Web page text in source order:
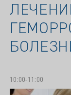
10:00-11:00